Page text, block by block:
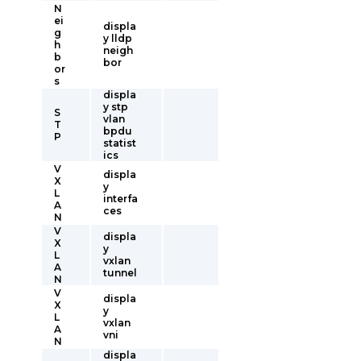
N
ei
g
h
b
or
s
displa
y lldp
neigh
bor
S
T
P
displa
y stp
vlan
bpdu
statist
ics
V
X
L
A
N
displa
y
interfa
ces
V
X
L
A
N
displa
y
vxlan
tunnel
V
X
L
A
N
displa
y
vxlan
vni
displa